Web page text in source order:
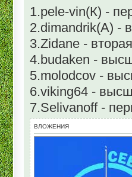
1.pele-vin(К) -
2.dimandrik(А) -
3.Zidane - вторая
4.budaken -
5.molodcov -
6.viking64 -
7.Selivanoff -
ВЛОЖЕНИЯ